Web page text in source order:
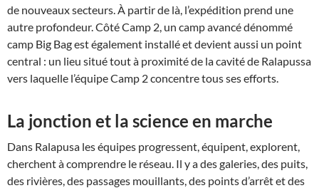
de nouveaux secteurs. À partir de là, l’expédition prend une
autre profondeur. Côté Camp 2, un camp avancé dénommé
camp Big Bag est également installé et devient aussi un point
central : un lieu situé tout à proximité de la cavité de Ralapussa
vers laquelle l’équipe Camp 2 concentre tous ses efforts.
La jonction et la science en marche
Dans Ralapusa les équipes progressent, équipent, explorent,
cherchent à comprendre le réseau. Il y a des galeries, des puits,
des rivières, des passages mouillants, des points d’arrêt et des